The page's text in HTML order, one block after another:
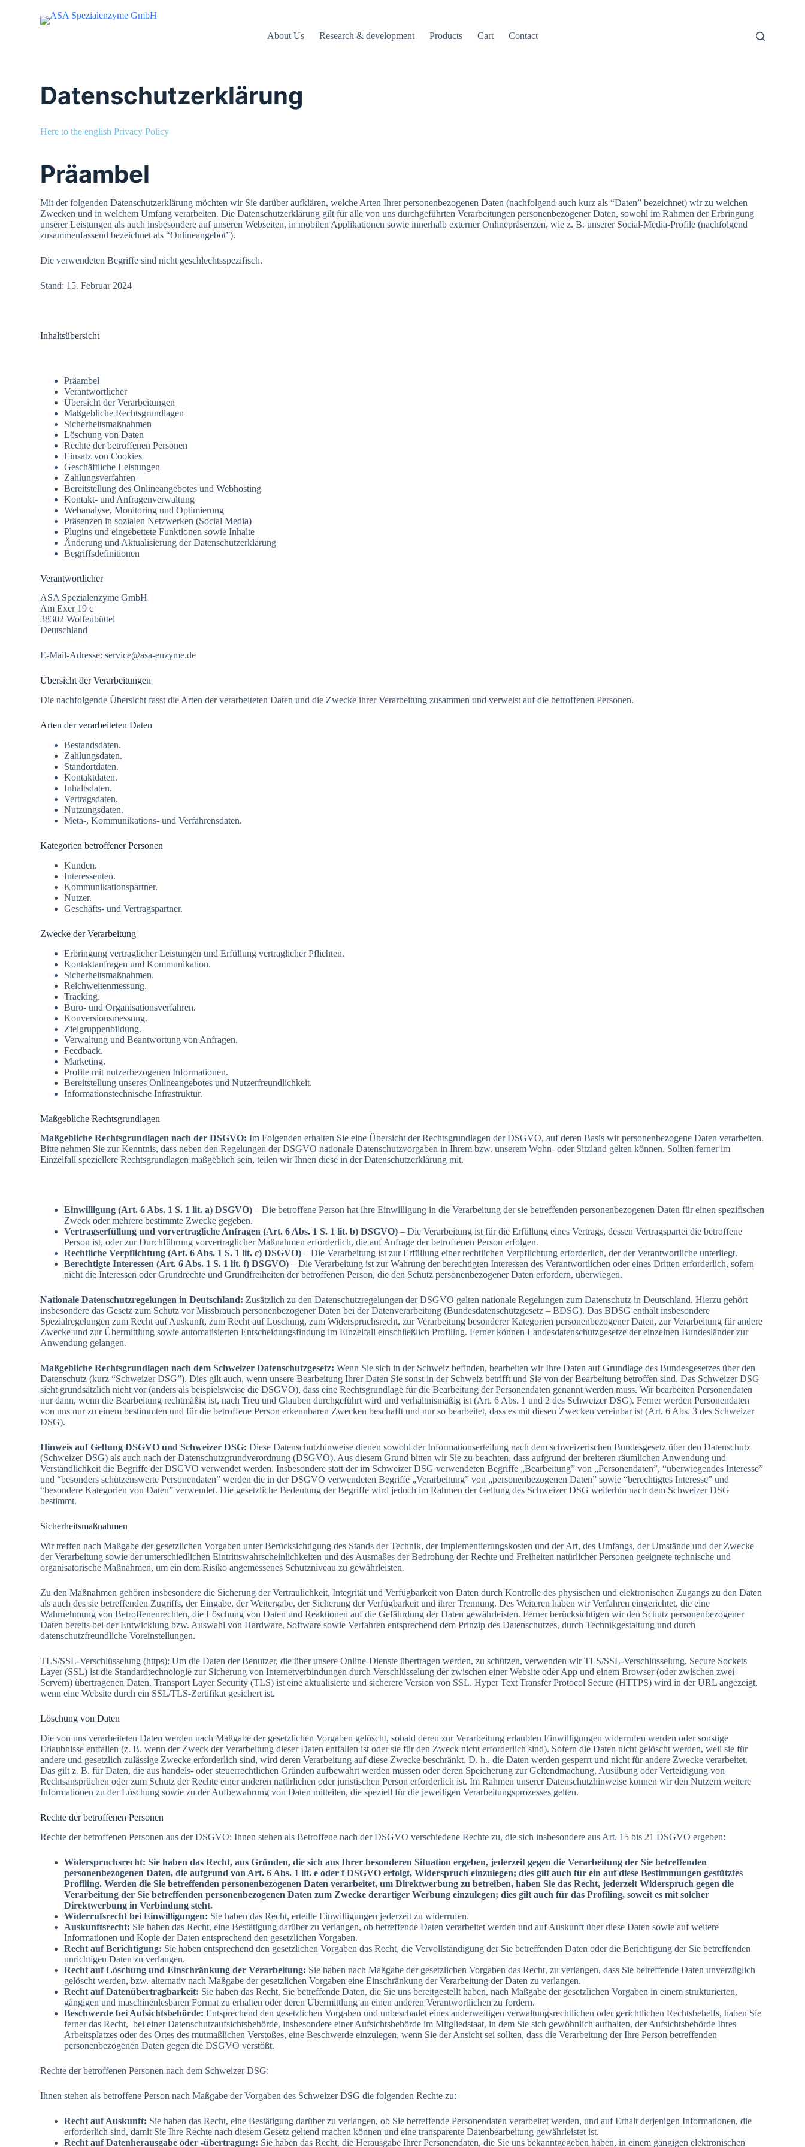
About Us Research & development Products Cart Contact
Datenschutzerklärung
Here to the english Privacy Policy
Präambel
Mit der folgenden Datenschutzerklärung möchten wir Sie darüber aufklären, welche Arten Ihrer personenbezogenen Daten (nachfolgend auch kurz als “Daten” bezeichnet) wir zu welchen
Zwecken und in welchem Umfang verarbeiten. Die Datenschutzerklärung gilt für alle von uns durchgeführten Verarbeitungen personenbezogener Daten, sowohl im Rahmen der Erbringung
unserer Leistungen als auch insbesondere auf unseren Webseiten, in mobilen Applikationen sowie innerhalb externer Onlinepräsenzen, wie z. B. unserer Social-Media-Profile (nachfolgend
zusammenfassend bezeichnet als “Onlineangebot”).
Die verwendeten Begriffe sind nicht geschlechtsspezifisch.
Stand: 15. Februar 2024
Inhaltsübersicht
Präambel
Verantwortlicher
Übersicht der Verarbeitungen
Maßgebliche Rechtsgrundlagen
Sicherheitsmaßnahmen
Löschung von Daten
Rechte der betroffenen Personen
Einsatz von Cookies
Geschäftliche Leistungen
Zahlungsverfahren
Bereitstellung des Onlineangebotes und Webhosting
Kontakt- und Anfragenverwaltung
Webanalyse, Monitoring und Optimierung
Präsenzen in sozialen Netzwerken (Social Media)
Plugins und eingebettete Funktionen sowie Inhalte
Änderung und Aktualisierung der Datenschutzerklärung
Begriffsdefinitionen
Verantwortlicher
ASA Spezialenzyme GmbH
Am Exer 19 c
38302 Wolfenbüttel
Deutschland
E-Mail-Adresse: service@asa-enzyme.de
Übersicht der Verarbeitungen
Die nachfolgende Übersicht fasst die Arten der verarbeiteten Daten und die Zwecke ihrer Verarbeitung zusammen und verweist auf die betroffenen Personen.
Arten der verarbeiteten Daten
Bestandsdaten.
Zahlungsdaten.
Standortdaten.
Kontaktdaten.
Inhaltsdaten.
Vertragsdaten.
Nutzungsdaten.
Meta-, Kommunikations- und Verfahrensdaten.
Kategorien betroffener Personen
Kunden.
Interessenten.
Kommunikationspartner.
Nutzer.
Geschäfts- und Vertragspartner.
Zwecke der Verarbeitung
Erbringung vertraglicher Leistungen und Erfüllung vertraglicher Pflichten.
Kontaktanfragen und Kommunikation.
Sicherheitsmaßnahmen.
Reichweitenmessung.
Tracking.
Büro- und Organisationsverfahren.
Konversionsmessung.
Zielgruppenbildung.
Verwaltung und Beantwortung von Anfragen.
Feedback.
Marketing.
Profile mit nutzerbezogenen Informationen.
Bereitstellung unseres Onlineangebotes und Nutzerfreundlichkeit.
Informationstechnische Infrastruktur.
Maßgebliche Rechtsgrundlagen
Maßgebliche Rechtsgrundlagen nach der DSGVO:Im Folgenden erhalten Sie eine Übersicht der Rechtsgrundlagen der DSGVO, auf deren Basis wir personenbezogene Daten verarbeiten.
Bitte nehmen Sie zur Kenntnis, dass neben den Regelungen der DSGVO nationale Datenschutzvorgaben in Ihrem bzw. unserem Wohn- oder Sitzland gelten können. Sollten ferner im
Einzelfall speziellere Rechtsgrundlagen maßgeblich sein, teilen wir Ihnen diese in der Datenschutzerklärung mit.
Einwilligung (Art. 6 Abs. 1 S. 1 lit. a) DSGVO) – Die betroffene Person hat ihre Einwilligung in die Verarbeitung der sie betreffenden personenbezogenen Daten für einen spezifischen
Zweck oder mehrere bestimmte Zwecke gegeben.
Vertragserfüllung und vorvertragliche Anfragen (Art. 6 Abs. 1 S. 1 lit. b) DSGVO) – Die Verarbeitung ist für die Erfüllung eines Vertrags, dessen Vertragspartei die betroffene
Person ist, oder zur Durchführung vorvertraglicher Maßnahmen erforderlich, die auf Anfrage der betroffenen Person erfolgen.
Rechtliche Verpflichtung (Art. 6 Abs. 1 S. 1 lit. c) DSGVO) – Die Verarbeitung ist zur Erfüllung einer rechtlichen Verpflichtung erforderlich, der der Verantwortliche unterliegt.
Berechtigte Interessen (Art. 6 Abs. 1 S. 1 lit. f) DSGVO) – Die Verarbeitung ist zur Wahrung der berechtigten Interessen des Verantwortlichen oder eines Dritten erforderlich, sofern
nicht die Interessen oder Grundrechte und Grundfreiheiten der betroffenen Person, die den Schutz personenbezogener Daten erfordern, überwiegen.
Nationale Datenschutzregelungen in Deutschland: Zusätzlich zu den Datenschutzregelungen der DSGVO gelten nationale Regelungen zum Datenschutz in Deutschland. Hierzu gehört
insbesondere das Gesetz zum Schutz vor Missbrauch personenbezogener Daten bei der Datenverarbeitung (Bundesdatenschutzgesetz – BDSG). Das BDSG enthält insbesondere
Spezialregelungen zum Recht auf Auskunft, zum Recht auf Löschung, zum Widerspruchsrecht, zur Verarbeitung besonderer Kategorien personenbezogener Daten, zur Verarbeitung für andere
Zwecke und zur Übermittlung sowie automatisierten Entscheidungsfindung im Einzelfall einschließlich Profiling. Ferner können Landesdatenschutzgesetze der einzelnen Bundesländer zur
Anwendung gelangen.
Maßgebliche Rechtsgrundlagen nach dem Schweizer Datenschutzgesetz:Wenn Sie sich in der Schweiz befinden, bearbeiten wir Ihre Daten auf Grundlage des Bundesgesetzes über den
Datenschutz (kurz “Schweizer DSG”). Dies gilt auch, wenn unsere Bearbeitung Ihrer Daten Sie sonst in der Schweiz betrifft und Sie von der Bearbeitung betroffen sind. Das Schweizer DSG
sieht grundsätzlich nicht vor (anders als beispielsweise die DSGVO), dass eine Rechtsgrundlage für die Bearbeitung der Personendaten genannt werden muss. Wir bearbeiten Personendaten
nur dann, wenn die Bearbeitung rechtmäßig ist, nach Treu und Glauben durchgeführt wird und verhältnismäßig ist (Art. 6 Abs. 1 und 2 des Schweizer DSG). Ferner werden Personendaten
von uns nur zu einem bestimmten und für die betroffene Person erkennbaren Zwecken beschafft und nur so bearbeitet, dass es mit diesen Zwecken vereinbar ist (Art. 6 Abs. 3 des Schweizer
DSG).
Hinweis auf Geltung DSGVO und Schweizer DSG:Diese Datenschutzhinweise dienen sowohl der Informationserteilung nach dem schweizerischen Bundesgesetz über den Datenschutz
(Schweizer DSG) als auch nach der Datenschutzgrundverordnung (DSGVO). Aus diesem Grund bitten wir Sie zu beachten, dass aufgrund der breiteren räumlichen Anwendung und
Verständlichkeit die Begriffe der DSGVO verwendet werden. Insbesondere statt der im Schweizer DSG verwendeten Begriffe „Bearbeitung” von „Personendaten”, “überwiegendes Interesse”
und “besonders schützenswerte Personendaten” werden die in der DSGVO verwendeten Begriffe „Verarbeitung” von „personenbezogenen Daten” sowie “berechtigtes Interesse” und
“besondere Kategorien von Daten” verwendet. Die gesetzliche Bedeutung der Begriffe wird jedoch im Rahmen der Geltung des Schweizer DSG weiterhin nach dem Schweizer DSG
bestimmt.
Sicherheitsmaßnahmen
Wir treffen nach Maßgabe der gesetzlichen Vorgaben unter Berücksichtigung des Stands der Technik, der Implementierungskosten und der Art, des Umfangs, der Umstände und der Zwecke
der Verarbeitung sowie der unterschiedlichen Eintrittswahrscheinlichkeiten und des Ausmaßes der Bedrohung der Rechte und Freiheiten natürlicher Personen geeignete technische und
organisatorische Maßnahmen, um ein dem Risiko angemessenes Schutzniveau zu gewährleisten.
Zu den Maßnahmen gehören insbesondere die Sicherung der Vertraulichkeit, Integrität und Verfügbarkeit von Daten durch Kontrolle des physischen und elektronischen Zugangs zu den Daten
als auch des sie betreffenden Zugriffs, der Eingabe, der Weitergabe, der Sicherung der Verfügbarkeit und ihrer Trennung. Des Weiteren haben wir Verfahren eingerichtet, die eine
Wahrnehmung von Betroffenenrechten, die Löschung von Daten und Reaktionen auf die Gefährdung der Daten gewährleisten. Ferner berücksichtigen wir den Schutz personenbezogener
Daten bereits bei der Entwicklung bzw. Auswahl von Hardware, Software sowie Verfahren entsprechend dem Prinzip des Datenschutzes, durch Technikgestaltung und durch
datenschutzfreundliche Voreinstellungen.
TLS/SSL-Verschlüsselung (https): Um die Daten der Benutzer, die über unsere Online-Dienste übertragen werden, zu schützen, verwenden wir TLS/SSL-Verschlüsselung. Secure Sockets
Layer (SSL) ist die Standardtechnologie zur Sicherung von Internetverbindungen durch Verschlüsselung der zwischen einer Website oder App und einem Browser (oder zwischen zwei
Servern) übertragenen Daten. Transport Layer Security (TLS) ist eine aktualisierte und sicherere Version von SSL. Hyper Text Transfer Protocol Secure (HTTPS) wird in der URL angezeigt,
wenn eine Website durch ein SSL/TLS-Zertifikat gesichert ist.
Löschung von Daten
Die von uns verarbeiteten Daten werden nach Maßgabe der gesetzlichen Vorgaben gelöscht, sobald deren zur Verarbeitung erlaubten Einwilligungen widerrufen werden oder sonstige
Erlaubnisse entfallen (z. B. wenn der Zweck der Verarbeitung dieser Daten entfallen ist oder sie für den Zweck nicht erforderlich sind). Sofern die Daten nicht gelöscht werden, weil sie für
andere und gesetzlich zulässige Zwecke erforderlich sind, wird deren Verarbeitung auf diese Zwecke beschränkt. D. h., die Daten werden gesperrt und nicht für andere Zwecke verarbeitet.
Das gilt z. B. für Daten, die aus handels- oder steuerrechtlichen Gründen aufbewahrt werden müssen oder deren Speicherung zur Geltendmachung, Ausübung oder Verteidigung von
Rechtsansprüchen oder zum Schutz der Rechte einer anderen natürlichen oder juristischen Person erforderlich ist. Im Rahmen unserer Datenschutzhinweise können wir den Nutzern weitere
Informationen zu der Löschung sowie zu der Aufbewahrung von Daten mitteilen, die speziell für die jeweiligen Verarbeitungsprozesses gelten.
Rechte der betroffenen Personen
Rechte der betroffenen Personen aus der DSGVO: Ihnen stehen als Betroffene nach der DSGVO verschiedene Rechte zu, die sich insbesondere aus Art. 15 bis 21 DSGVO ergeben:
Widerspruchsrecht: Sie haben das Recht, aus Gründen, die sich aus Ihrer besonderen Situation ergeben, jederzeit gegen die Verarbeitung der Sie betreffenden
personenbezogenen Daten, die aufgrund von Art. 6 Abs. 1 lit. e oder f DSGVO erfolgt, Widerspruch einzulegen; dies gilt auch für ein auf diese Bestimmungen gestütztes
Profiling. Werden die Sie betreffenden personenbezogenen Daten verarbeitet, um Direktwerbung zu betreiben, haben Sie das Recht, jederzeit Widerspruch gegen die
Verarbeitung der Sie betreffenden personenbezogenen Daten zum Zwecke derartiger Werbung einzulegen; dies gilt auch für das Profiling, soweit es mit solcher
Direktwerbung in Verbindung steht.
Widerrufsrecht bei Einwilligungen: Sie haben das Recht, erteilte Einwilligungen jederzeit zu widerrufen.
Auskunftsrecht: Sie haben das Recht, eine Bestätigung darüber zu verlangen, ob betreffende Daten verarbeitet werden und auf Auskunft über diese Daten sowie auf weitere
Informationen und Kopie der Daten entsprechend den gesetzlichen Vorgaben.
Recht auf Berichtigung: Sie haben entsprechend den gesetzlichen Vorgaben das Recht, die Vervollständigung der Sie betreffenden Daten oder die Berichtigung der Sie betreffenden
unrichtigen Daten zu verlangen.
Recht auf Löschung und Einschränkung der Verarbeitung: Sie haben nach Maßgabe der gesetzlichen Vorgaben das Recht, zu verlangen, dass Sie betreffende Daten unverzüglich
gelöscht werden, bzw. alternativ nach Maßgabe der gesetzlichen Vorgaben eine Einschränkung der Verarbeitung der Daten zu verlangen.
Recht auf Datenübertragbarkeit: Sie haben das Recht, Sie betreffende Daten, die Sie uns bereitgestellt haben, nach Maßgabe der gesetzlichen Vorgaben in einem strukturierten,
gängigen und maschinenlesbaren Format zu erhalten oder deren Übermittlung an einen anderen Verantwortlichen zu fordern.
Beschwerde bei Aufsichtsbehörde: Entsprechend den gesetzlichen Vorgaben und unbeschadet eines anderweitigen verwaltungsrechtlichen oder gerichtlichen Rechtsbehelfs, haben Sie
ferner das Recht, bei einer Datenschutzaufsichtsbehörde, insbesondere einer Aufsichtsbehörde im Mitgliedstaat, in dem Sie sich gewöhnlich aufhalten, der Aufsichtsbehörde Ihres
Arbeitsplatzes oder des Ortes des mutmaßlichen Verstoßes, eine Beschwerde einzulegen, wenn Sie der Ansicht sei sollten, dass die Verarbeitung der Ihre Person betreffenden
personenbezogenen Daten gegen die DSGVO verstößt.
Rechte der betroffenen Personen nach dem Schweizer DSG:
Ihnen stehen als betroffene Person nach Maßgabe der Vorgaben des Schweizer DSG die folgenden Rechte zu:
Recht auf Auskunft: Sie haben das Recht, eine Bestätigung darüber zu verlangen, ob Sie betreffende Personendaten verarbeitet werden, und auf Erhalt derjenigen Informationen, die
erforderlich sind, damit Sie Ihre Rechte nach diesem Gesetz geltend machen können und eine transparente Datenbearbeitung gewährleistet ist.
Recht auf Datenherausgabe oder -übertragung: Sie haben das Recht, die Herausgabe Ihrer Personendaten, die Sie uns bekanntgegeben haben, in einem gängigen elektronischen